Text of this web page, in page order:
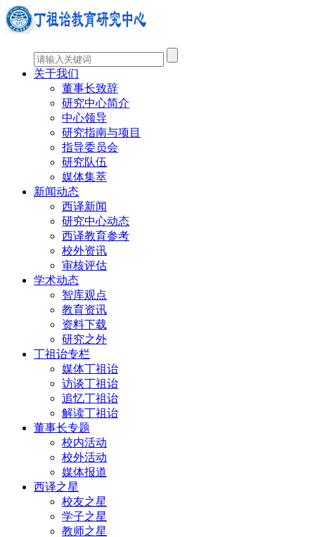
关于我们
董事长致辞
研究中心简介
中心领导
研究指南与项目
指导委员会
研究队伍
媒体集萃
新闻动态
西译新闻
研究中心动态
西译教育参考
校外资讯
审核评估
学术动态
智库观点
教育资讯
资料下载
研究之外
丁祖诒专栏
媒体丁祖诒
访谈丁祖诒
追忆丁祖诒
解读丁祖诒
董事长专题
校内活动
校外活动
媒体报道
西译之星
校友之星
学子之星
教师之星